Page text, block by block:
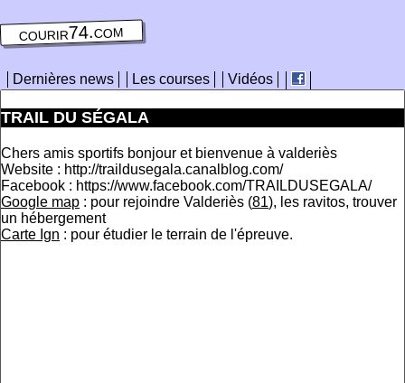
courir74.com
Dernières news Les courses Vidéos
TRAIL DU SÉGALA
Chers amis sportifs bonjour et bienvenue à valderiès
Website : http://traildusegala.canalblog.com/
Facebook : https://www.facebook.com/TRAILDUSEGALA/
Google map : pour rejoindre Valderiès (81), les ravitos, trouver
un hébergement
Carte Ign : pour étudier le terrain de l'épreuve.